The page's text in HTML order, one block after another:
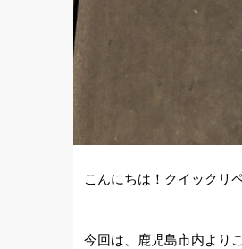
こんにちは！クイックリ
今回は、鹿児島市内より